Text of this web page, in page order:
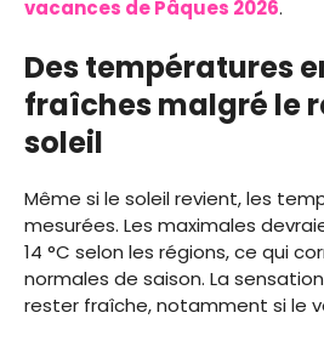
vacances de Pâques 2026.
Des températures
fraîches malgré le
soleil
Même si le soleil revient, les
mesurées. Les maximales
14 °C selon les régions, ce qui
normales de saison. La
rester fraîche, notamment si le